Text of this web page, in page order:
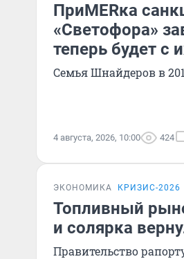
ПриMERка
«Светофора»
теперь будет с
Семья Шнайдеров в
4 августа, 2026, 10:00 424
ЭКОНОМИКА КРИЗИС-2026
Топливный
и солярка
Правительство